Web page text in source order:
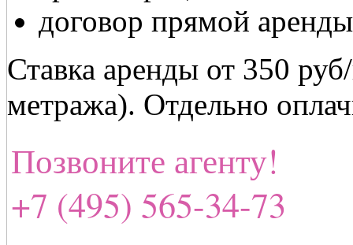
договор прямой
Ставка аренды от 350
метража). Отдельно
Позвоните агенту!
+7 (495) 565-34-73